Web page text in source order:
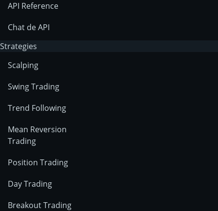
API Reference
Chat de API
Strategies
Scalping
Swing Trading
Trend Following
Mean Reversion
Trading
Position Trading
Day Trading
Breakout Trading